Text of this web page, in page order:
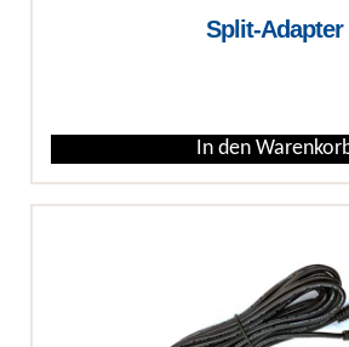
Split-Adapter
In den